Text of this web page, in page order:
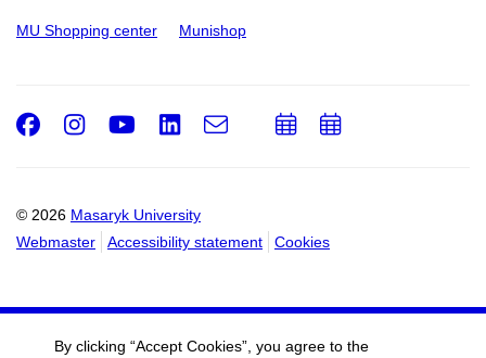
MU Shopping center Munishop
© 2026 Masaryk University
Webmaster
Accessibility statement Cookies
Facebook
Instagram
Youtube
LinkedIn
e-
Email
AddAdd
By clicking “Accept Cookies”, you agree to the